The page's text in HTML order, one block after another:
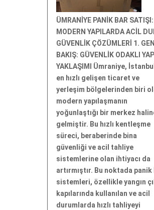
ÜMRANİYE PANİK BAR SATIŞI:
MODERN YAPILARDA ACİL
GÜVENLİK ÇÖZÜMLERİ 1.
BAKIŞ: GÜVENLİK ODAKLI YAPI
YAKLAŞIMI Ümraniye,
en hızlı gelişen ticaret ve
yerleşim bölgelerinden biri
modern yapılaşmanın
yoğunlaştığı bir merkez
gelmiştir. Bu hızlı kentleşme
süreci, beraberinde bina
güvenliği ve acil tahliye
sistemlerine olan ihtiyacı da
artırmıştır. Bu noktada panik
sistemleri, özellikle yangın
kapılarında kullanılan ve acil
durumlarda hızlı tahliyeyi